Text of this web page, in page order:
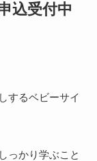
込受付中
するベビーサイ
っかり学ぶこと